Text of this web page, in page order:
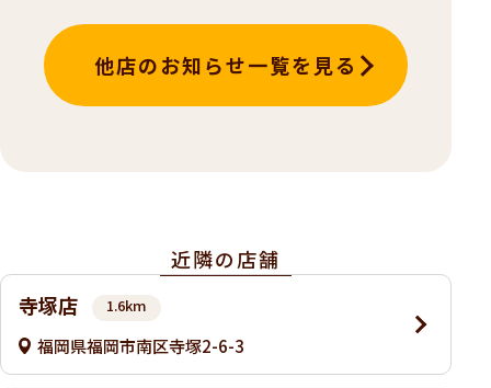
他店のお知らせ一覧を見る
近隣の店舗
寺塚店
1.6km
福岡県福岡市南区寺塚2-6-3